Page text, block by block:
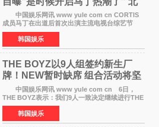
美巡演火热进行中
中国娱乐网讯 www yule com cn CORTIS
成员马丁在出道后首次出演主流电视台综艺节
目，展现了多才多艺的魅力。 马丁出演了5日
播出的MBC《Radio Star》Fashion与Passion
之间，I&lsquo;m
韩国娱乐
THE BOYZ以9人组签约新生厂
牌！NEW暂时缺席 组合活动将坚
定不移继续
中国娱乐网讯 www yule com cn 6日，
THE BOYZ表示：我们9人一致决定继续进行THE
BOYZ组合活动，并且已经完成了组合团体活动
签约。目前正在新生厂牌下进行活动准备。尚未
离开THE BOYZ原所
韩国娱乐